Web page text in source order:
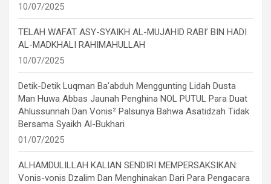
10/07/2025
TELAH WAFAT ASY-SYAIKH AL-MUJAHID RABI’ BIN HADI
AL-MADKHALI RAHIMAHULLAH
10/07/2025
Detik-Detik Luqman Ba’abduh Menggunting Lidah Dusta
Man Huwa Abbas Jaunah Penghina NOL PUTUL Para Duat
Ahlussunnah Dan Vonis² Palsunya Bahwa Asatidzah Tidak
Bersama Syaikh Al-Bukhari
01/07/2025
ALHAMDULILLAH KALIAN SENDIRI MEMPERSAKSIKAN:
Vonis-vonis Dzalim Dan Menghinakan Dari Para Pengacara